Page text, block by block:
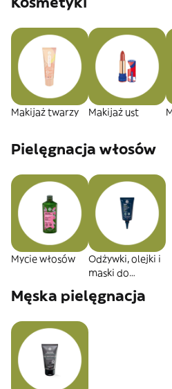
Makijaż twarzy Makijaż ust
Pielęgnacja włosów
Mycie włosów
Odżywki, olejki i
maski do
Męska pielęgnacja